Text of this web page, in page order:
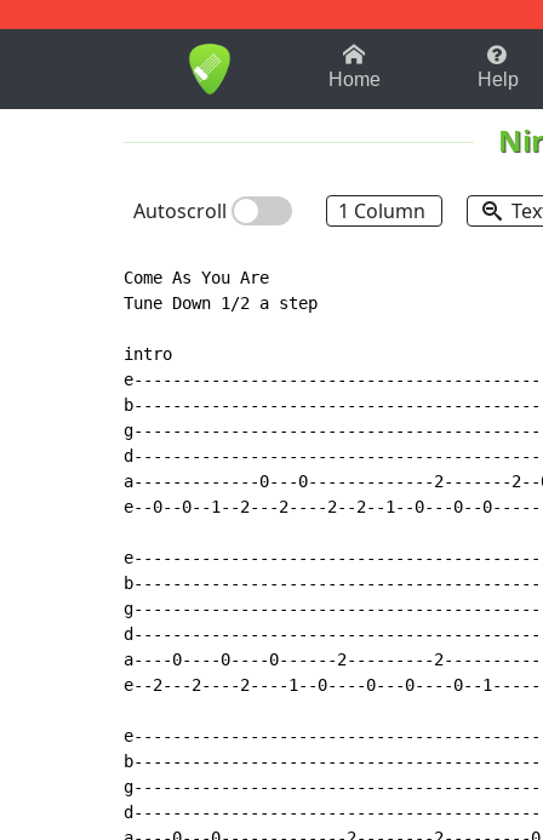
1-9 B
Home Help
Autoscroll 1 Column
Come As You Are
Tune Down 1/2 a step
intro
a-------------0---0-------------2-------
e--0--0--1--2---2----2--2--1--0---0--
a----0----0----0------2---------
e--2---2----2----1--0----0---0----0--